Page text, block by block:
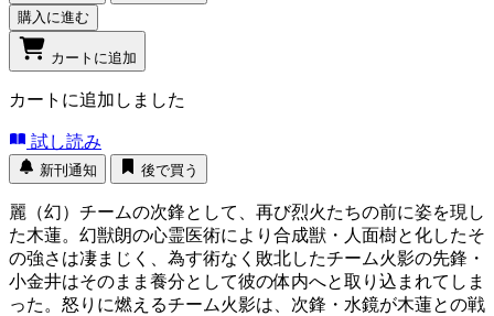
購入に進む
カートに追加
カートに追加しました
試し読み
新刊通知 後で買う
麗（幻）チームの次鋒として、再び烈火たちの前に姿を現し
た木蓮。幻獣朗の心霊医術により合成獣・人面樹と化したそ
の強さは凄まじく、為す術なく敗北したチーム火影の先鋒・
小金井はそのまま養分として彼の体内へと取り込まれてしま
った。怒りに燃えるチーム火影は、次鋒・水鏡が木蓮との戦